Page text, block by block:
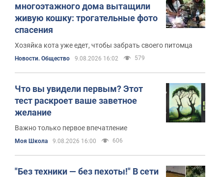
многоэтажного дома вытащили
живую кошку: трогательные фото
спасения
Хозяйка кота уже едет, чтобы забрать своего питомца
Новости. Общество 9.08.2026 16:02 579
Что вы увидели первым? Этот
тест раскроет ваше заветное
желание
Важно только первое впечатление
Моя Школа 9.08.2026 16:00 606
"Без техники — без пехоты!" В сети